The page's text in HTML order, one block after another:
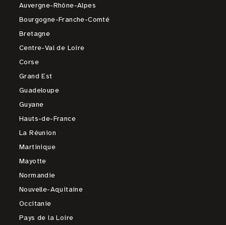
Auvergne-Rhône-Alpes
Bourgogne-Franche-Comté
Bretagne
Centre-Val de Loire
Corse
Grand Est
Guadeloupe
Guyane
Hauts-de-France
La Réunion
Martinique
Mayotte
Normandie
Nouvelle-Aquitaine
Occitanie
Pays de la Loire